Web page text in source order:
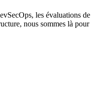
les évaluations de
nous sommes là pour